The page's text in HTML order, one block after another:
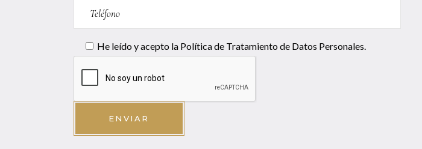
He leído y acepto la Política de Tratamiento de Datos Personales.
ENVIAR